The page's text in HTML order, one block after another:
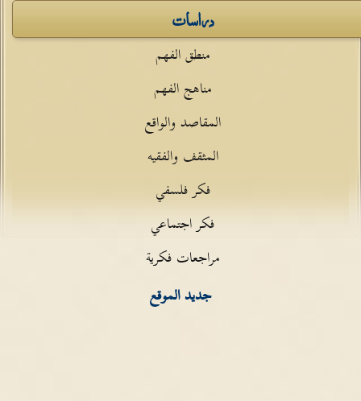
دراسات
منطق الفهم
مناهج الفهم
المقاصد والواقع
المثقف والفقيه
فكر فلسفي
فكر اجتماعي
مراجعات فكرية
جديد الموقع